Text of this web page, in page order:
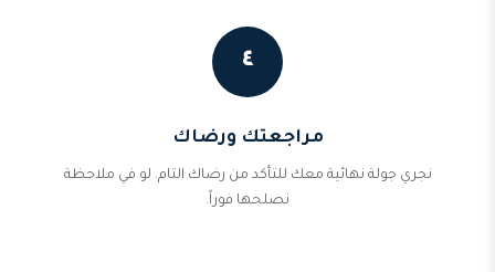
٤
مراجعتك ورضاك
نجري جولة نهائية معك للتأكد من رضاك التام. لو في ملاحظة
نصلحها فوراً.